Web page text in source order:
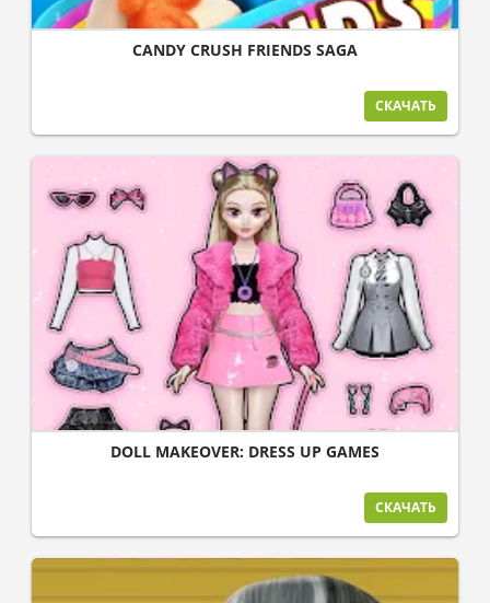
CANDY CRUSH FRIENDS SAGA
СКАЧАТЬ
DOLL MAKEOVER: DRESS UP GAMES
СКАЧАТЬ